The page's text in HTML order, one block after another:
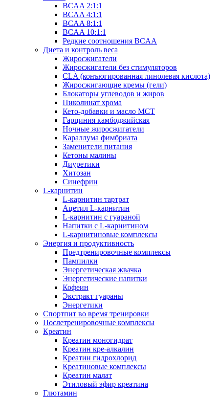
BCAA 2:1:1
BCAA 4:1:1
BCAA 8:1:1
BCAA 10:1:1
Редкие соотношения BCAA
Диета и контроль веса
Жиросжигатели
Жиросжигатели без стимуляторов
CLA (конъюгированная линолевая кислота)
Жиросжигающие кремы (гели)
Блокаторы углеводов и жиров
Пиколинат хрома
Кето-добавки и масло МСТ
Гарциния камбоджийская
Ночные жиросжигатели
Караллума фимбриата
Заменители питания
Кетоны малины
Диуретики
Хитозан
Синефрин
L-карнитин
L-карнитин тартрат
Ацетил L-карнитин
L-карнитин с гуараной
Напитки c L-карнитином
L-карнитиновые комплексы
Энергия и продуктивность
Предтренировочные комплексы
Пампилки
Энергетическая жвачка
Энергетические напитки
Кофеин
Экстракт гуараны
Энергетики
Спортпит во время тренировки
Послетренировочные комплексы
Креатин
Креатин моногидрат
Креатин кре-алкалин
Креатин гидрохлорид
Креатиновые комплексы
Креатин малат
Этиловый эфир креатина
Глютамин